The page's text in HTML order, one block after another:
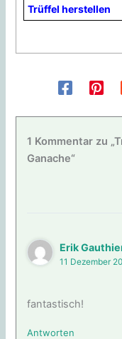
Trüffel herstellen
1 Kommentar zu
Ganache“
Erik
11 Dezember
fantastisch!
Antworten